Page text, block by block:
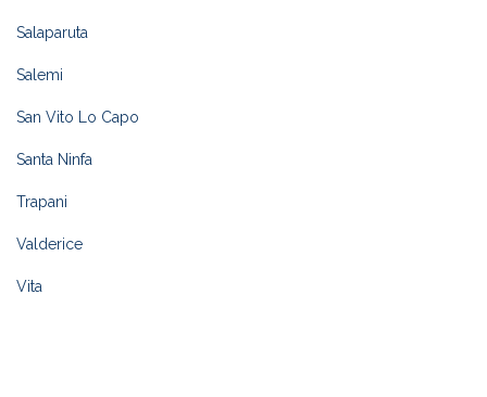
Salaparuta
Salemi
San Vito Lo Capo
Santa Ninfa
Trapani
Valderice
Vita